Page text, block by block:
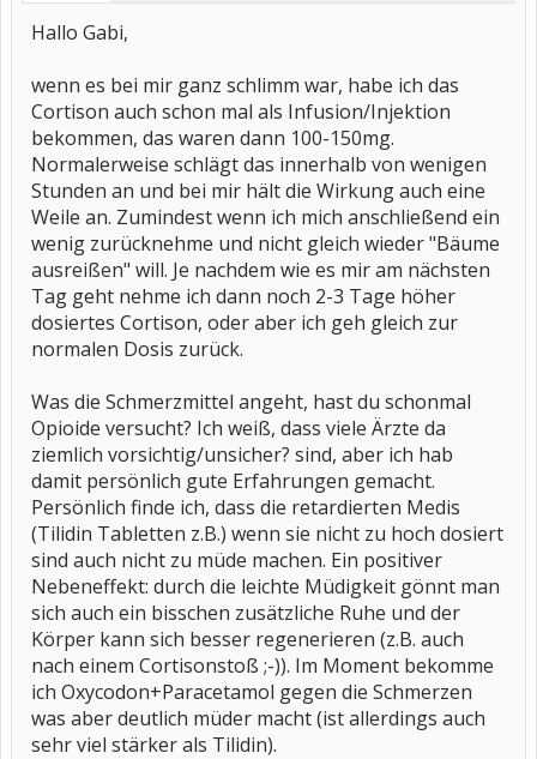
Hallo Gabi,
wenn es bei mir ganz schlimm war, habe ich das
Cortison auch schon mal als Infusion/Injektion
bekommen, das waren dann 100-150mg.
Normalerweise schlägt das innerhalb von wenigen
Stunden an und bei mir hält die Wirkung auch eine
Weile an. Zumindest wenn ich mich anschließend ein
wenig zurücknehme und nicht gleich wieder "Bäume
ausreißen" will. Je nachdem wie es mir am nächsten
Tag geht nehme ich dann noch 2-3 Tage höher
dosiertes Cortison, oder aber ich geh gleich zur
normalen Dosis zurück.
Was die Schmerzmittel angeht, hast du schonmal
Opioide versucht? Ich weiß, dass viele Ärzte da
ziemlich vorsichtig/unsicher? sind, aber ich hab
damit persönlich gute Erfahrungen gemacht.
Persönlich finde ich, dass die retardierten Medis
(Tilidin Tabletten z.B.) wenn sie nicht zu hoch dosiert
sind auch nicht zu müde machen. Ein positiver
Nebeneffekt: durch die leichte Müdigkeit gönnt man
sich auch ein bisschen zusätzliche Ruhe und der
Körper kann sich besser regenerieren (z.B. auch
nach einem Cortisonstoß ;-)). Im Moment bekomme
ich Oxycodon+Paracetamol gegen die Schmerzen
was aber deutlich müder macht (ist allerdings auch
sehr viel stärker als Tilidin).